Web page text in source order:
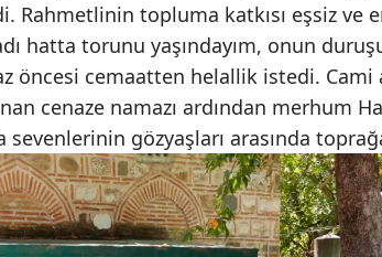
Rahmetlinin topluma katkısı eşsiz ve
hatta torunu yaşındayım, onun
öncesi cemaatten helallik istedi. Cami
cenaze namazı ardından merhum
sevenlerinin gözyaşları arasında